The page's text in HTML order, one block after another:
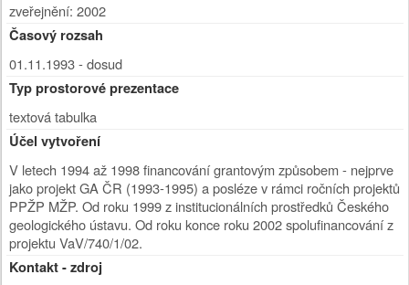
zveřejnění: 2002
Časový rozsah
01.11.1993 - dosud
Typ prostorové prezentace
textová tabulka
Účel vytvoření
V letech 1994 až 1998 financování grantovým způsobem - nejprve
jako projekt GA ČR (1993-1995) a posléze v rámci ročních projektů
PPŽP MŽP. Od roku 1999 z institucionálních prostředků Českého
geologického ústavu. Od roku konce roku 2002 spolufinancování z
projektu VaV/740/1/02.
Kontakt - zdroj